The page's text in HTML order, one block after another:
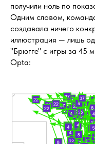
получили ноль по
Одним словом,
создавала ничего
иллюстрация — лишь
"Брюгге" с игры за 45
Opta: